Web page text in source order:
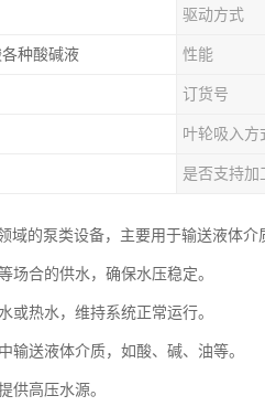
驱动方式
种酸碱液 性能
订货号
叶轮吸入方
是否支持加
的泵类设备，主要用于输送液体介
场合的供水，确保水压稳定。
或热水，维持系统正常运行。
输送液体介质，如酸、碱、油等。
供高压水源。